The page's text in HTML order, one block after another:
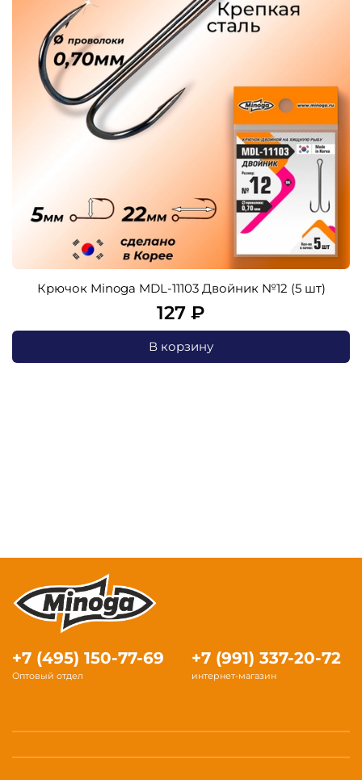
Крючок Minoga MDL-11103 Двойник №12 (5 шт)
127 ₽
В корзину
+7 (495) 150-77-69
Оптовый отдел
+7 (991) 337-20-72
интернет-магазин